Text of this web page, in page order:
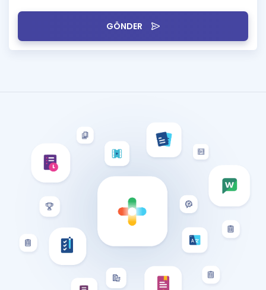
GÖNDER